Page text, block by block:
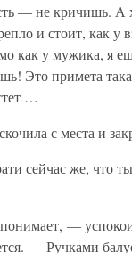
— не кричишь. А
и стоит, как у
как у мужика, я
Это примета
…
с места и
сейчас же, что
—
— Ручками